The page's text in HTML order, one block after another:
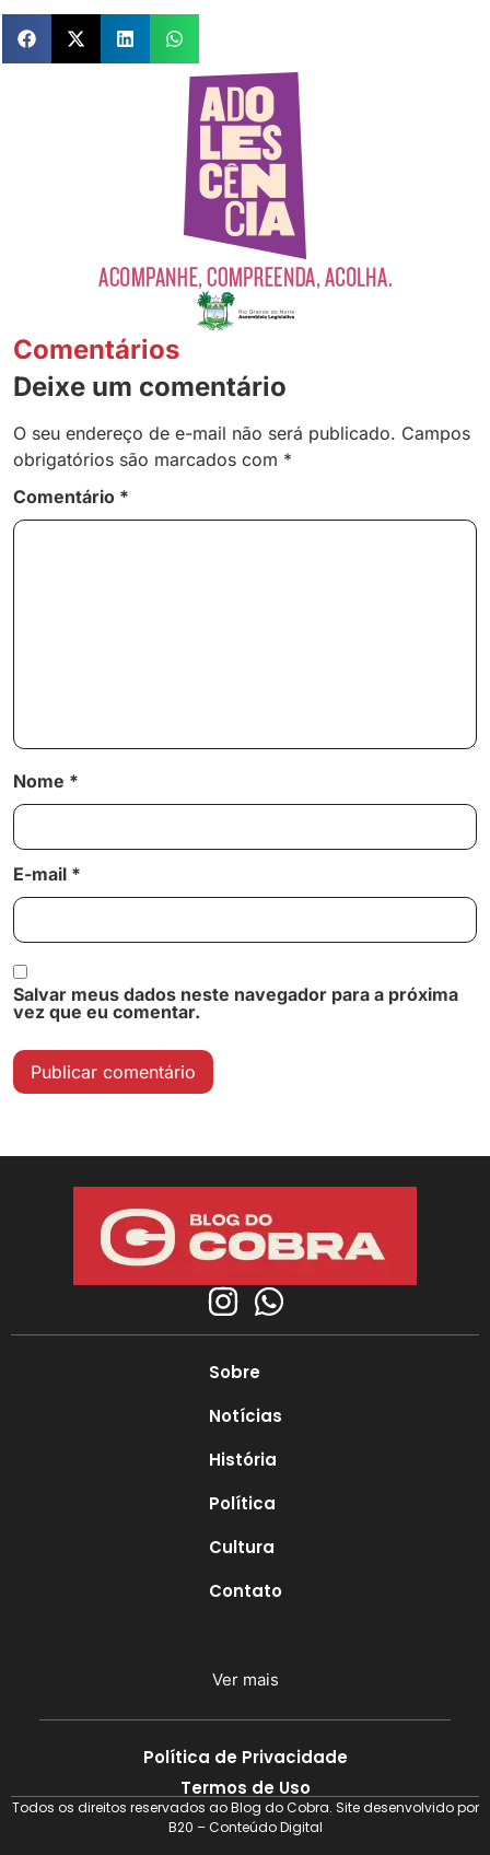
Comentários
Deixe um comentário
O seu endereço de e-mail não será publicado. Campos
obrigatórios são marcados com *
Comentário *
Nome *
E-mail *
Salvar meus dados neste navegador para a próxima
vez que eu comentar.
Sobre
Notícias
História
Política
Cultura
Contato
Ver mais
Política de Privacidade
Termos de Uso
Todos os direitos reservados ao Blog do Cobra. Site desenvolvido por
B20 – Conteúdo Digital